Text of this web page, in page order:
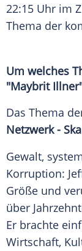
22:15 Uhr im
Thema der
Um welches
"Maybrit
Das Thema
Netzwerk -
Gewalt,
Korruption:
Größe und
über
Er brachte
Wirtschaft,